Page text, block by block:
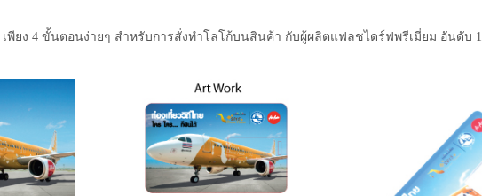
พียง 4 ขั้นตอนง่ายๆ สำหรับการสั่งทำโลโก้บนสินค้า กับผู้ผลิตแฟลชไดร์ฟพรีเมี่ยม อันดับ 1